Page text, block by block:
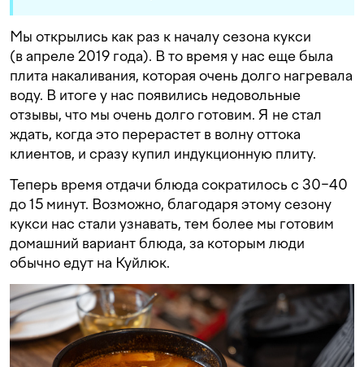
Мы открылись как раз к началу сезона кукси
(в апреле 2019 года). В то время у нас еще была
плита накаливания, которая очень долго нагревала
воду. В итоге у нас появились недовольные
отзывы, что мы очень долго готовим. Я не стал
ждать, когда это перерастет в волну оттока
клиентов, и сразу купил индукционную плиту.
Теперь время отдачи блюда сократилось с 30−40
до 15 минут. Возможно, благодаря этому сезону
кукси нас стали узнавать, тем более мы готовим
домашний вариант блюда, за которым люди
обычно едут на Куйлюк.